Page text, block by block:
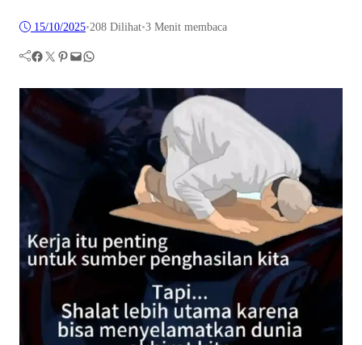
15/10/2025•208 Dilihat•3 Menit membaca
Facebook Twitter Pinterest Mail WhatsApp